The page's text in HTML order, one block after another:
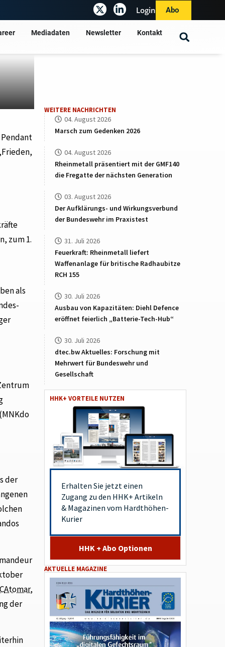
Login Abo
Mediadaten Newsletter Kontakt
zum 1.
als
der
Atomar,
der
WEITERE NACHRICHTEN
04. August 2026
Marsch zum Gedenken 2026
04. August 2026
Rheinmetall präsentiert mit der GMF140
die Fregatte der nächsten Generation
03. August 2026
Der Aufklärungs- und Wirkungsverbund
der Bundeswehr im Praxistest
31. Juli 2026
Feuerkraft: Rheinmetall liefert
Waffenanlage für britische Radhaubitze
RCH 155
30. Juli 2026
Ausbau von Kapazitäten: Diehl Defence
eröffnet feierlich „Batterie-Tech-Hub“
30. Juli 2026
dtec.bw Aktuelles: Forschung mit
Mehrwert für Bundeswehr und
Gesellschaft
HHK+ VORTEILE NUTZEN
Erhalten Sie jetzt einen
Zugang zu den HHK+ Artikeln
& Magazinen vom Hardthöhen-
Kurier
HHK + Abo Optionen
AKTUELLE MAGAZINE